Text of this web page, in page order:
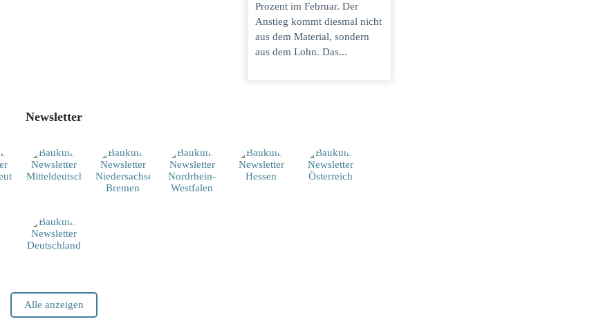
Prozent im Februar. Der
Anstieg kommt diesmal nicht
aus dem Material, sondern
aus dem Lohn. Das...
Newsletter
Alle anzeigen